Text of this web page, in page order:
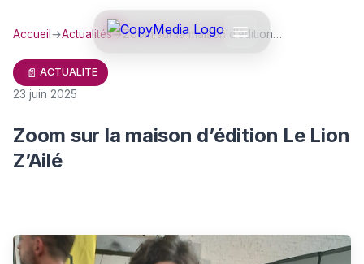
Accueil →Actualités→Zoom sur la maison d’édition…
📄 ACTUALITE
23 juin 2025
Zoom sur la maison d’édition Le Lion
Z’Ailé